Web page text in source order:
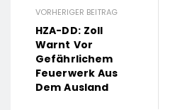
VORHERIGER BEITRAG
HZA-DD: Zoll
Warnt Vor
Gefährlichem
Feuerwerk Aus
Dem Ausland